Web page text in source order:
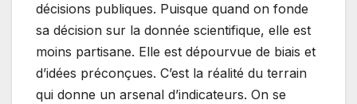
décisions publiques. Puisque quand on fonde
sa décision sur la donnée scientifique, elle est
moins partisane. Elle est dépourvue de biais et
d’idées préconçues. C’est la réalité du terrain
qui donne un arsenal d’indicateurs. On se